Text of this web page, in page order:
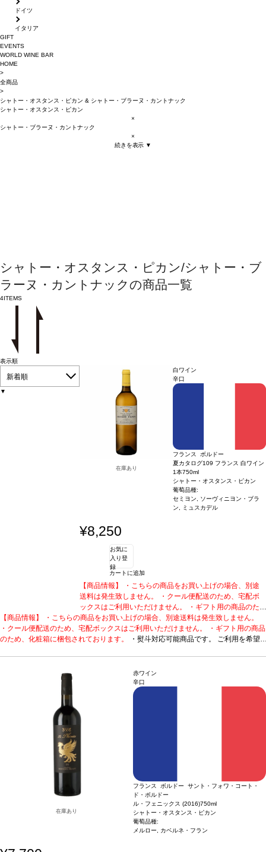
ドイツ
イタリア
GIFT
EVENTS
WORLD WINE BAR
HOME
>
全商品
>
シャトー・オスタンス・ピカン & シャトー・ブラーヌ・カントナック
シャトー・オスタンス・ピカン
×
シャトー・ブラーヌ・カントナック
×
続きを表示 ▼
シャトー・オスタンス・ピカン/シャトー・ブ
ラーヌ・カントナックの商品一覧
4ITEMS
表示順
新着順
▼
在庫あり
白ワイン
辛口
フランス ボルドー
夏カタログ109 フランス 白ワイン
1本750ml
シャトー・オスタンス・ピカン
葡萄品種:
セミヨン, ソーヴィニヨン・ブラ
ン, ミュスカデル
¥8,250
お気に
入り登
録
カートに追加
【商品情報】 ・こちらの商品をお買い上げの場合、別途
送料は発生致しません。 ・クール便配送のため、宅配ボ
ックスはご利用いただけません。 ・ギフト用の商品のた
め、化粧箱に梱包されております。 ・熨斗対応可能商品
です。 ご利用を希望される場合、ご注文時コメント欄に
熨斗をご希望の旨と「結び・上部表書き内容・下部のお名
熨斗をご希望の場合、作成作業のため最短日出荷はお承り
致しかねます。 必ず最短日から+1日後より配送指定日を
ご選択ください。 もし最短日を選択された場合は、指定
ンが1本含まれています。
ス・アワード ゴールド！
リンデ
ンと熟したレモンの繊細なアロマを示し、カシスの芽とグ
リーンカラントの含みが支える。エアレーションすると洋
ナシ、バニラ、甘いスパイスの濃いブーケが広がる。石灰
岩質のテロワールを完璧に表現している味わいは、素晴ら
しくバランスが取れている。アタックはまっすぐで、程よ
【商品情報】 ・こちらの商品をお買い上げの場合、別途送料は発生致しません。
・クール便配送のため、宅配ボックスはご利用いただけません。 ・ギフト用の商品
のため、化粧箱に梱包されております。
・熨斗対応可能商品です。 ご利用を希望
のうえ「無地熨斗」とご記載ください。 ※熨斗をご希望の場合、作成作業のため最
短日出荷はお承り致しかねます。 必ず最短日から+1日後より配送指定日をご選択
ください。 もし最短日を選択された場合は、指定日翌日の配送となります。ご了承
ください。 ・下記ワインが1本含まれています。
シャトー・オスタンス・ピカン キュヴェ・デ・ドゥモワゼル (201
ジェームス・サックリング 92ポイント、ワイン・アドヴォケイト 90-
92ポイント、ヴィノス 90ポイント、ウィメンズ・ワイン&スピリッツ・アワー
ド ダブルゴールド、ソムリエ・チョイス・アワード ゴールド！
リンデンと熟したレモンの繊細なアロマを示し、カシスの芽とグリーンカラ
ントの含みが支える。エアレーションすると洋ナシ、バニラ、甘いスパイスの濃い
ブーケが広がる。石灰岩質のテロワールを完璧に表現している味わいは、素晴らし
くバランスが取れている。アタックはまっすぐで、程よい酸味を感じ、澱といっし
ょの熟成によりテクスチャーは柔らかく、完璧な調和を与えている。石灰岩の台地
と火打石でできた粘土質土壌の典型的な塩味の後味は、10年は熟成する高いポテン
仔牛の白身肉、ホタテ貝や魚料理、チーズなどと好相性
セミヨン、ソーヴィニヨン・ブラン、ミュスカデル
在庫あり
赤ワイン
辛口
フランス ボルドー サント・フォワ・コート・
ド・ボルドー
ル・フェニックス (2016)750ml
シャトー・オスタンス・ピカン
葡萄品種:
メルロー, カベルネ・フラン